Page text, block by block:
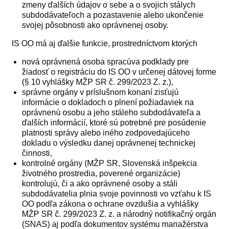
zmeny ďalších údajov o sebe a o svojich stálych
subdodávateľoch a pozastavenie alebo ukončenie
svojej pôsobnosti ako oprávnenej osoby.
IS OO má aj ďalšie funkcie, prostredníctvom ktorých
nová oprávnená osoba spracúva podklady pre
žiadosť o registráciu do IS OO v určenej dátovej forme
(§ 10 vyhlášky MŽP SR č. 299/2023 Z. z.),
správne orgány v príslušnom konaní zisťujú
informácie o dokladoch o plnení požiadaviek na
oprávnenú osobu a jeho stáleho subdodávateľa a
ďalších informácií, ktoré sú potrebné pre posúdenie
platnosti správy alebo iného zodpovedajúceho
dokladu o výsledku danej oprávnenej technickej
činnosti,
kontrolné orgány (MŽP SR, Slovenská inšpekcia
životného prostredia, poverené organizácie)
kontrolujú, či a ako oprávnené osoby a stáli
subdodávatelia plnia svoje povinnosti vo vzťahu k IS
OO podľa zákona o ochrane ovzdušia a vyhlášky
MŽP SR č. 299/2023 Z. z. a národný notifikačný orgán
(SNAS) aj podľa dokumentov systému manažérstva